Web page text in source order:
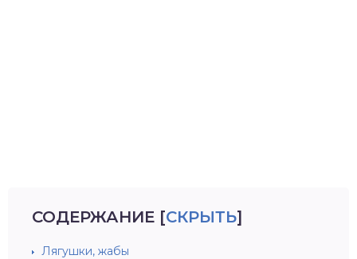
СОДЕРЖАНИЕ [СКРЫТЬ]
Лягушки, жабы